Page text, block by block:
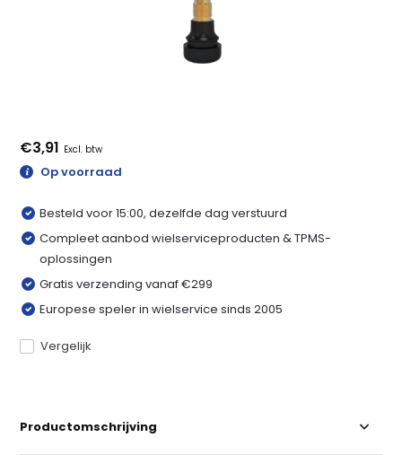
€3,91 Excl. btw
Op voorraad
Besteld voor 15:00, dezelfde dag verstuurd
Compleet aanbod wielserviceproducten & TPMS-
oplossingen
Gratis verzending vanaf €299
Europese speler in wielservice sinds 2005
Vergelijk
Productomschrijving